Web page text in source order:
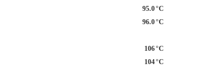
95.0°C
96.0°C
106°C
104°C